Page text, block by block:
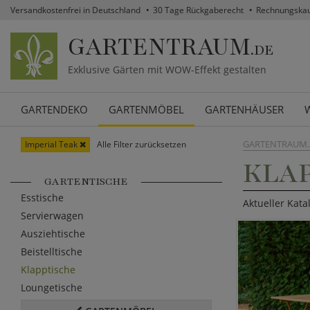
Versandkostenfrei in Deutschland 30 Tage Rückgaberecht
GARTENTRAUM.DE
Exklusive Gärten mit WOW-Effekt gestalten
GARTENDEKO GARTENMÖBEL GARTENHÄUSER
Aktueller
Imperial Teak Alle Filter zurücksetzen
GARTENTISCHE
Esstische
Servierwagen
Ausziehtische
Beistelltische
Klapptische
Loungetische